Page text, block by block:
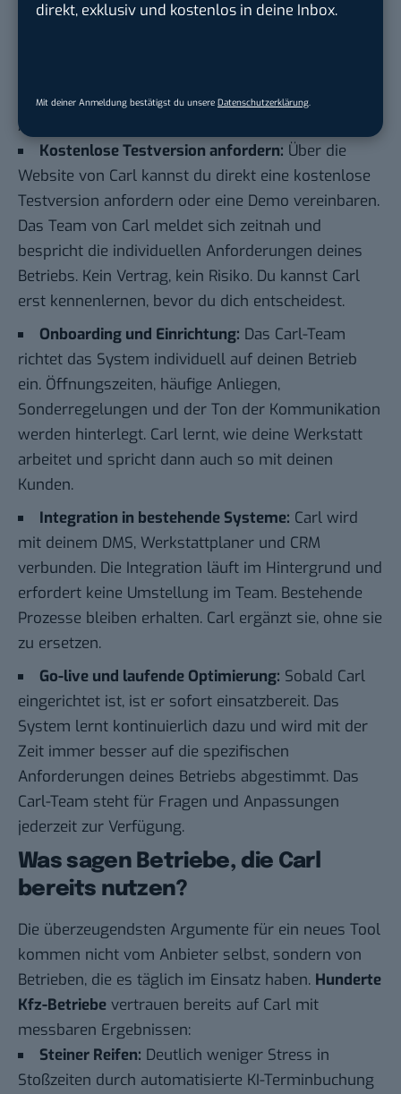
direkt, exklusiv und kostenlos in deine Inbox.
Mit deiner Anmeldung bestätigst du unsere Datenschutzerklärung.
Implementierungsprojekte. Hier ist der typische
Ablauf:
Kostenlose Testversion anfordern: Über die
Website von Carl kannst du direkt eine kostenlose
Testversion anfordern oder eine Demo vereinbaren.
Das Team von Carl meldet sich zeitnah und
bespricht die individuellen Anforderungen deines
Betriebs. Kein Vertrag, kein Risiko. Du kannst Carl
erst kennenlernen, bevor du dich entscheidest.
Onboarding und Einrichtung: Das Carl-Team
richtet das System individuell auf deinen Betrieb
ein. Öffnungszeiten, häufige Anliegen,
Sonderregelungen und der Ton der Kommunikation
werden hinterlegt. Carl lernt, wie deine Werkstatt
arbeitet und spricht dann auch so mit deinen
Kunden.
Integration in bestehende Systeme: Carl wird
mit deinem DMS, Werkstattplaner und CRM
verbunden. Die Integration läuft im Hintergrund und
erfordert keine Umstellung im Team. Bestehende
Prozesse bleiben erhalten. Carl ergänzt sie, ohne sie
zu ersetzen.
Go-live und laufende Optimierung: Sobald Carl
eingerichtet ist, ist er sofort einsatzbereit. Das
System lernt kontinuierlich dazu und wird mit der
Zeit immer besser auf die spezifischen
Anforderungen deines Betriebs abgestimmt. Das
Carl-Team steht für Fragen und Anpassungen
jederzeit zur Verfügung.
Was sagen Betriebe, die Carl
bereits nutzen?
Die überzeugendsten Argumente für ein neues Tool
kommen nicht vom Anbieter selbst, sondern von
Betrieben, die es täglich im Einsatz haben. Hunderte
Kfz-Betriebe vertrauen bereits auf Carl mit
messbaren Ergebnissen:
Steiner Reifen: Deutlich weniger Stress in
Stoßzeiten durch automatisierte KI-Terminbuchung